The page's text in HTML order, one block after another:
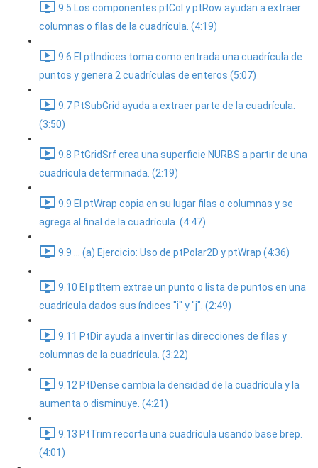
9.5 Los componentes ptCol y ptRow ayudan a extraer
columnas o filas de la cuadrícula. (4:19)
9.6 El ptIndices toma como entrada una cuadrícula de
puntos y genera 2 cuadrículas de enteros (5:07)
9.7 PtSubGrid ayuda a extraer parte de la cuadrícula.
(3:50)
9.8 PtGridSrf crea una superficie NURBS a partir de una
cuadrícula determinada. (2:19)
9.9 El ptWrap copia en su lugar filas o columnas y se
agrega al final de la cuadrícula. (4:47)
9.9 ... (a) Ejercicio: Uso de ptPolar2D y ptWrap (4:36)
9.10 El ptItem extrae un punto o lista de puntos en una
cuadrícula dados sus índices "i" y "j". (2:49)
9.11 PtDir ayuda a invertir las direcciones de filas y
columnas de la cuadrícula. (3:22)
9.12 PtDense cambia la densidad de la cuadrícula y la
aumenta o disminuye. (4:21)
9.13 PtTrim recorta una cuadrícula usando base brep.
(4:01)